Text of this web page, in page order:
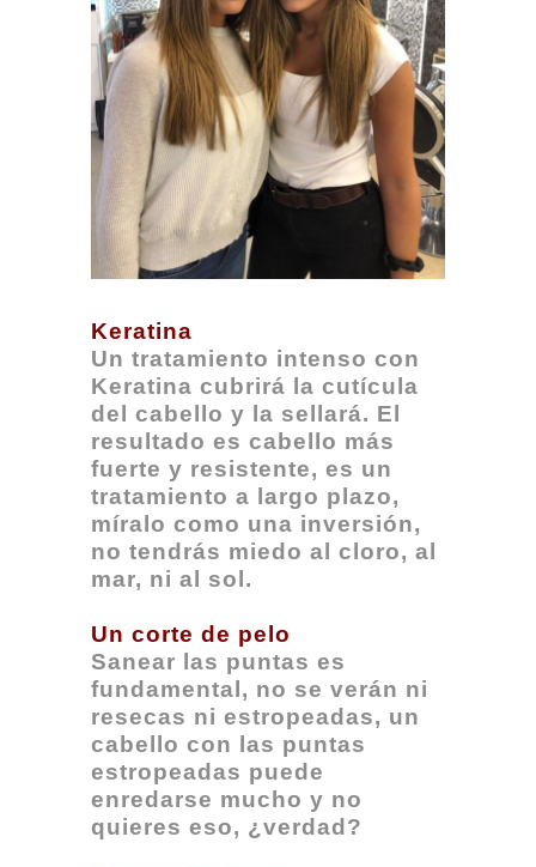
Keratina
Un tratamiento intenso con
Keratina cubrirá la cutícula
del cabello y la sellará. El
resultado es cabello más
fuerte y resistente, es un
tratamiento a largo plazo,
míralo como una inversión,
no tendrás miedo al cloro, al
mar, ni al sol.
Un corte de pelo
Sanear las puntas es
fundamental, no se verán ni
resecas ni estropeadas, un
cabello con las puntas
estropeadas puede
enredarse mucho y no
quieres eso, ¿verdad?